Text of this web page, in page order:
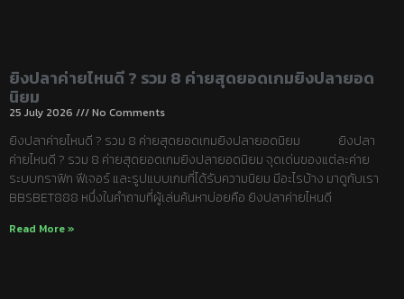
ยิงปลาค่ายไหนดี ? รวม 8 ค่ายสุดยอดเกมยิงปลายอด
นิยม
25 July 2026 No Comments
ยิงปลาค่ายไหนดี ? รวม 8 ค่ายสุดยอดเกมยิงปลายอดนิยม ยิงปลา
ค่ายไหนดี ? รวม 8 ค่ายสุดยอดเกมยิงปลายอดนิยม จุดเด่นของแต่ละค่าย
ระบบกราฟิก ฟีเจอร์ และรูปแบบเกมที่ได้รับความนิยม มีอะไรบ้าง มาดูกับเรา
BBSBET888 หนึ่งในคำถามที่ผู้เล่นค้นหาบ่อยคือ ยิงปลาค่ายไหนดี
Read More »